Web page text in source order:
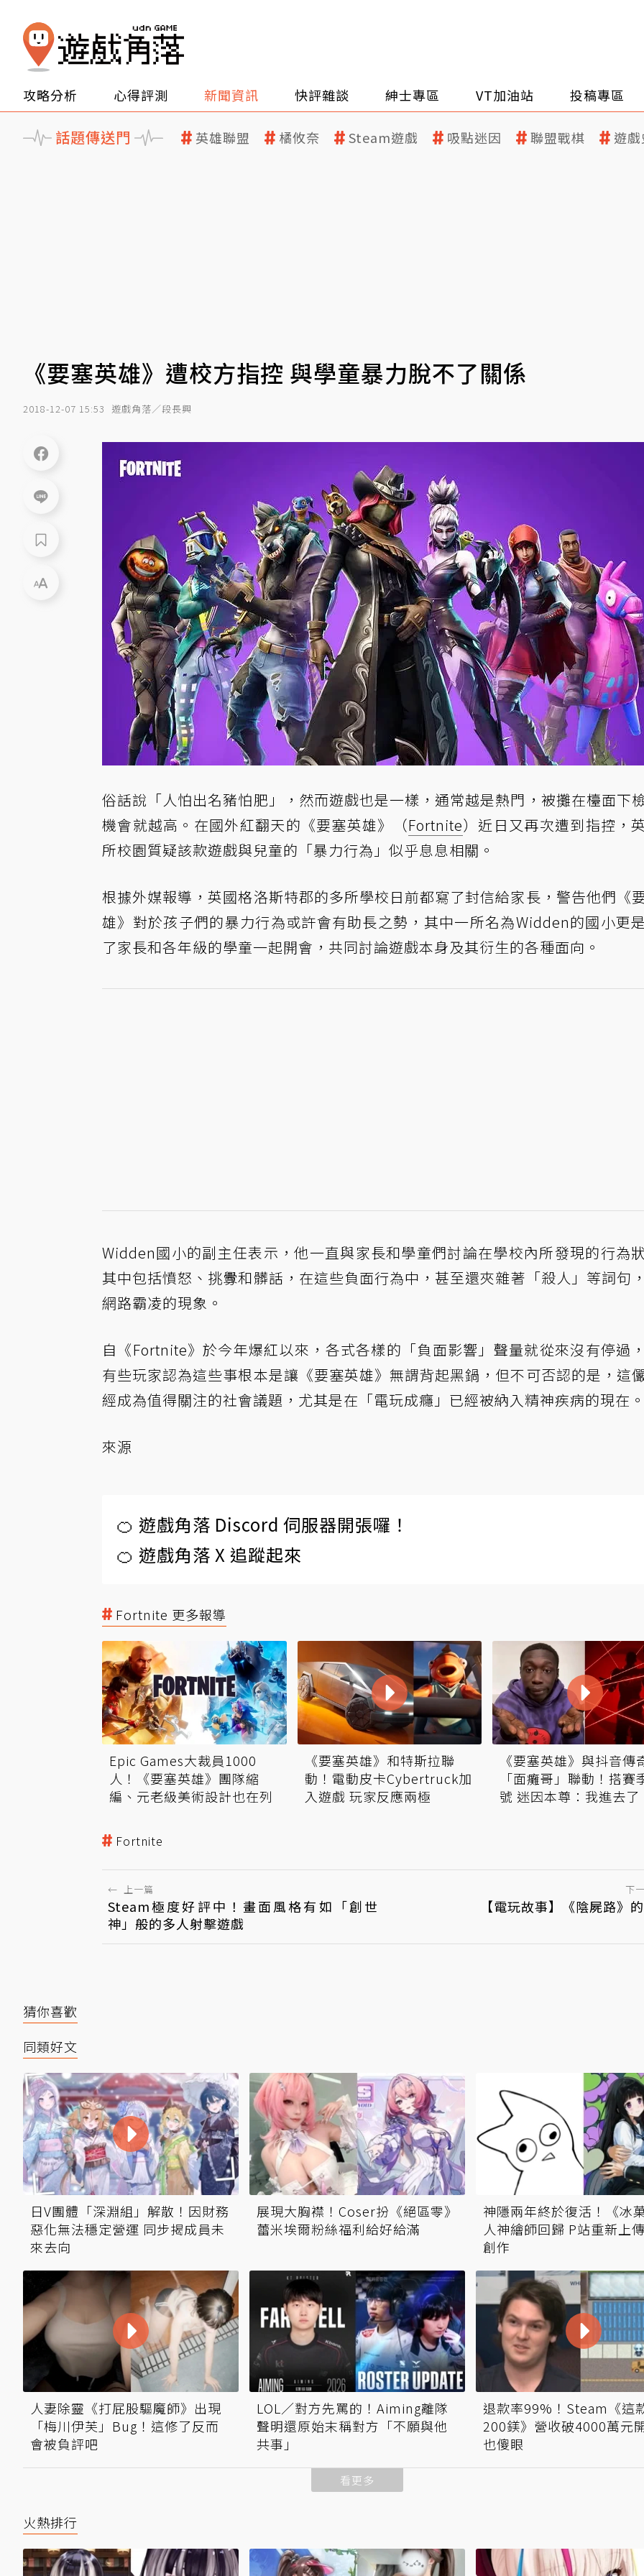
攻略分析 心得評測 新聞資訊 快評雜談 紳士專區 VT加油站 投稿專區
話題傳送門 英雄聯盟 橘攸奈 Steam遊戲 吸點迷因 聯盟戰棋 遊
《要塞英雄》遭校方指控 與學童暴力脫不了關係
2018-12-07 15:53 遊戲角落／段長興
俗話說「人怕出名豬怕肥」，然而遊戲也是一樣，通常越是熱門，被攤在檯面下
機會就越高。在國外紅翻天的《要塞英雄》（Fortnite）近日又再次遭到指控，
所校園質疑該款遊戲與兒童的「暴力行為」似乎息息相關。
根據外媒報導，英國格洛斯特郡的多所學校日前都寫了封信給家長，警告他們《
雄》對於孩子們的暴力行為或許會有助長之勢，其中一所名為Widden的國小更
了家長和各年級的學童一起開會，共同討論遊戲本身及其衍生的各種面向。
Widden國小的副主任表示，他一直與家長和學童們討論在學校內所發現的行為
其中包括憤怒、挑釁和髒話，在這些負面行為中，甚至還夾雜著「殺人」等詞句
網路霸凌的現象。
自《Fortnite》於今年爆紅以來，各式各樣的「負面影響」聲量就從來沒有停過
有些玩家認為這些事根本是讓《要塞英雄》無謂背起黑鍋，但不可否認的是，這
經成為值得關注的社會議題，尤其是在「電玩成癮」已經被納入精神疾病的現在。
來源
🍊 遊戲角落 Discord 伺服器開張囉！
🍊 遊戲角落 X 追蹤起來
Fortnite 更多報導
Epic Games大裁員1000
人！《要塞英雄》團隊縮
編、元老級美術設計也在列
《要塞英雄》和特斯拉聯
動！電動皮卡Cyber​​truck加
入遊戲 玩家反應兩極
《要塞英雄》與抖音傳
「面癱哥」聯動！搭賽
號 迷因本尊：我進去了
Fortnite
← 上一篇
Steam極度好評中！畫面風格有如「創世
神」般的多人射擊遊戲
下
【電玩故事】《陰屍路》
猜你喜歡
同類好文
日V團體「深淵組」解散！因財務
惡化無法穩定營運 同步揭成員未
來去向
展現大胸襟！Coser扮《絕區零》
蕾米埃爾粉絲福利給好給滿
神隱兩年終於復活！《冰
人神繪師回歸 P站重新上
創作
人妻除靈《打屁股驅魔師》出現
「梅川伊芙」Bug！這修了反而
會被負評吧
LOL／對方先罵的！Aiming離隊
聲明還原始末稱對方「不願與他
共事」
退款率99%！Steam《這
200鎂》營收破4000萬元
也傻眼
看更多
火熱排行